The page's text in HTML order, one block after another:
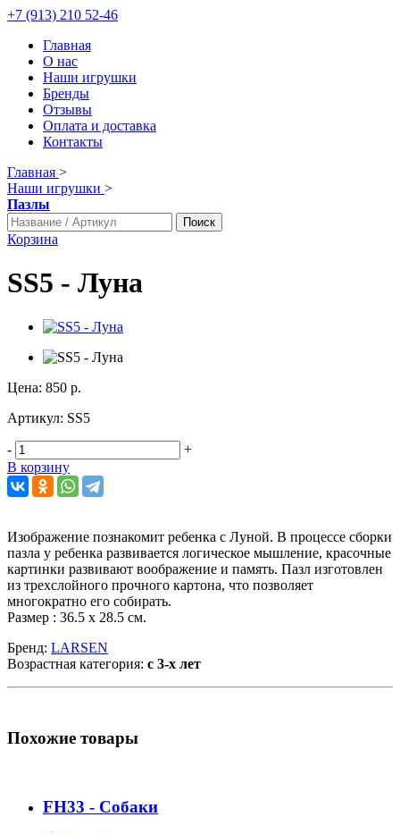
+7 (913) 210 52-46
Главная
О нас
Наши игрушки
Бренды
Отзывы
Оплата и доставка
Контакты
Главная >
Наши игрушки >
Пазлы
Поиск
Корзина
SS5 - Луна
Цена: 850 р.
Артикул: SS5
-
+
В корзину
Изображение познакомит ребенка c Луной. В процессе сборки
пазла у ребенка развивается логическое мышление, красочные
картинки развивают воображение и память. Пазл изготовлен
из трехслойного прочного картона, что позволяет
многократно его собирать.
Размер : 36.5 x 28.5 см.
Бренд: LARSEN
Возрастная категория: с 3-х лет
Похожие товары
FH33 - Собаки